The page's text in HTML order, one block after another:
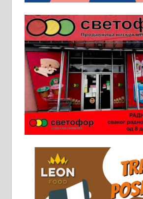
Пружам услуге завршних
у грађевини,
молерских радова. 061/25-
Ало таксију потребан
категоријом. 064/02-85-511
Потребна два радника
стоваришту „Липа
Алексинцу. За
информација доћи
стовариште у улици
Горког 26 сваког радног
8 до 15 часова. 063/465-045